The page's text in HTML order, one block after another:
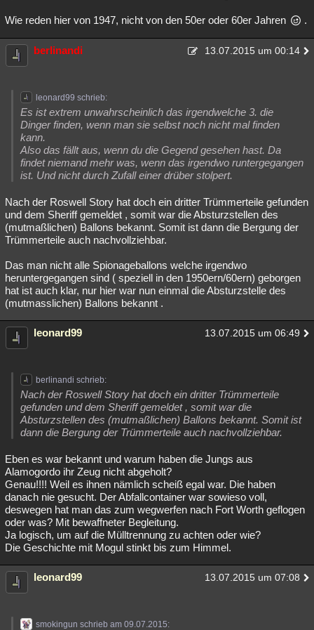
Wie reden hier von 1947, nicht von den 50er oder 60er Jahren .
berlinandi 13.07.2015 um 00:14
leonard99 schrieb:
Es ist extrem unwahrscheinlich das irgendwelche 3. die
Dinger finden, wenn man sie selbst noch nicht mal finden
kann.
Also das fällt aus, wenn du die Gegend gesehen hast. Da
findet niemand mehr was, wenn das irgendwo runtergegangen
ist. Und nicht durch Zufall einer drüber stolpert.
Nach der Roswell Story hat doch ein dritter Trümmerteile gefunden
und dem Sheriff gemeldet , somit war die Absturzstellen des
(mutmaßlichen) Ballons bekannt. Somit ist dann die Bergung der
Trümmerteile auch nachvollziehbar.
Das man nicht alle Spionageballons welche irgendwo
heruntergegangen sind ( speziell in den 1950ern/60ern) geborgen
hat ist auch klar, nur hier war nun einmal die Absturzstelle des
(mutmasslichen) Ballons bekannt .
leonard99 13.07.2015 um 06:49
berlinandi schrieb:
Nach der Roswell Story hat doch ein dritter Trümmerteile
gefunden und dem Sheriff gemeldet , somit war die
Absturzstellen des (mutmaßlichen) Ballons bekannt. Somit ist
dann die Bergung der Trümmerteile auch nachvollziehbar.
Eben es war bekannt und warum haben die Jungs aus
Alamogordo ihr Zeug nicht abgeholt?
Genau!!!! Weil es ihnen nämlich scheiß egal war. Die haben
danach nie gesucht. Der Abfallcontainer war sowieso voll,
deswegen hat man das zum wegwerfen nach Fort Worth geflogen
oder was? Mit bewaffneter Begleitung.
Ja logisch, um auf die Mülltrennung zu achten oder wie?
Die Geschichte mit Mogul stinkt bis zum Himmel.
leonard99 13.07.2015 um 07:08
smokingun schrieb am 09.07.2015: